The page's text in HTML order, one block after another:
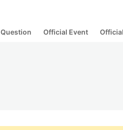
Question Official Event